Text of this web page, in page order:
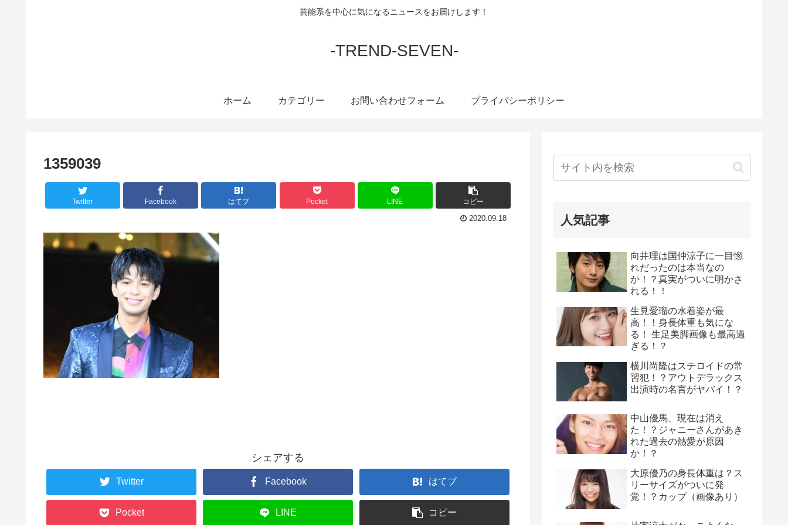
芸能系を中心に気になるニュースをお届けします！
-TREND-SEVEN-
ホーム カテゴリー お問い合わせフォーム プライバシーポリシー
1359039
Twitter Facebook はてブ Pocket LINE コピー
2020.09.18
シェアする
Twitter Facebook はてブ
Pocket LINE コピー
人気記事
向井理は国仲涼子に一目惚
れだったのは本当なの
か！？真実がついに明かさ
れる！！
生見愛瑠の水着姿が最
高！！身長体重も気にな
る！ 生足美脚画像も最高過
ぎる！？
横川尚隆はステロイドの常
習犯！？アウトデラックス
出演時の名言がヤバイ！？
中山優馬、現在は消え
た！？ジャニーさんがあき
れた過去の熱愛が原因
か！？
大原優乃の身長体重は？ス
リーサイズがついに発
覚！？カップ（画像あり）